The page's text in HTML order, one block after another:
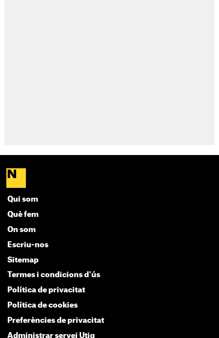
Qui som
Què fem
On som
Escriu-nos
Sitemap
Termes i condicions d'ús
Política de privacitat
Política de cookies
Preferències de privacitat
Administrar servei Utiq